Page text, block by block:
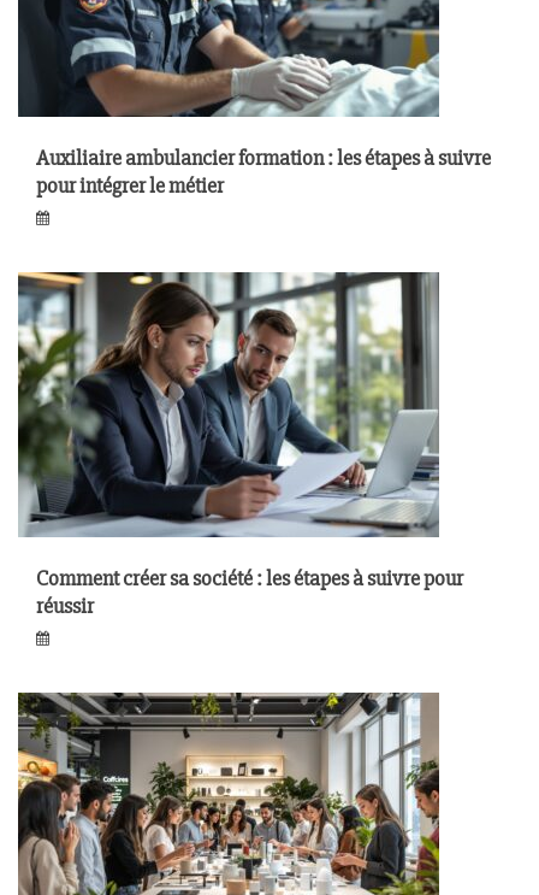
Auxiliaire ambulancier formation : les étapes à suivre
pour intégrer le métier
Comment créer sa société : les étapes à suivre pour
réussir